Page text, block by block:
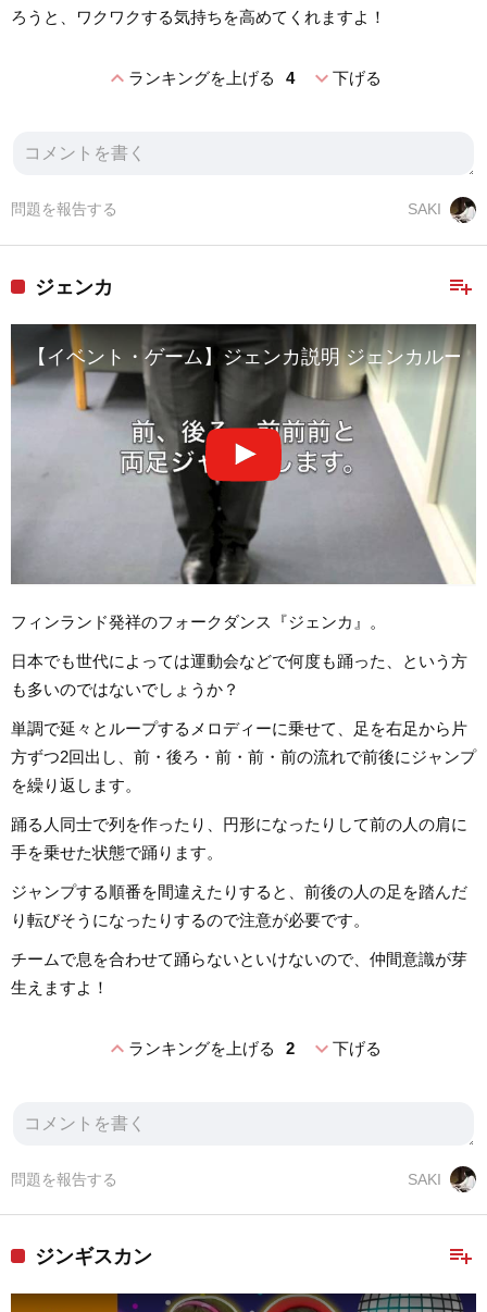
ろうと、ワクワクする気持ちを高めてくれますよ！
expand_lessランキングを上げる 4 expand_more下げる
SAKI
問題を報告する
playlist_add
ジェンカ
【イベント・ゲーム】ジェンカ説明 ジェンカルー
フィンランド発祥のフォークダンス『ジェンカ』。
日本でも世代によっては運動会などで何度も踊った、という方
も多いのではないでしょうか？
単調で延々とループするメロディーに乗せて、足を右足から片
方ずつ2回出し、前・後ろ・前・前・前の流れで前後にジャンプ
を繰り返します。
踊る人同士で列を作ったり、円形になったりして前の人の肩に
手を乗せた状態で踊ります。
ジャンプする順番を間違えたりすると、前後の人の足を踏んだ
り転びそうになったりするので注意が必要です。
チームで息を合わせて踊らないといけないので、仲間意識が芽
生えますよ！
expand_lessランキングを上げる 2 expand_more下げる
SAKI
問題を報告する
playlist_add
ジンギスカン